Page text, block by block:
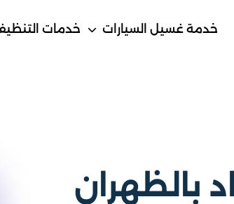
خدمة غسيل السيارات خدمات
بالظهران